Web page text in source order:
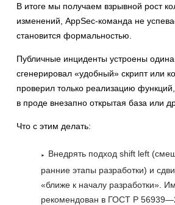
В итоге мы получаем взрывной рост
изменений, AppSec-команда не
становится формальностью.
Публичные инциденты устроены
сгенерировал «удобный» скрипт или
проверил только реализацию
в проде внезапно открытая база или
Что с этим делать:
Внедрять подход shift left
ранние этапы разработки) и
«ближе к началу разработки».
рекомендован в ГОСТ Р